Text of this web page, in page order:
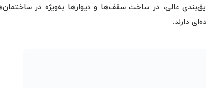
عالی، در ساخت سقف‌ها و دیوارها به‌ویژه در
دارند.